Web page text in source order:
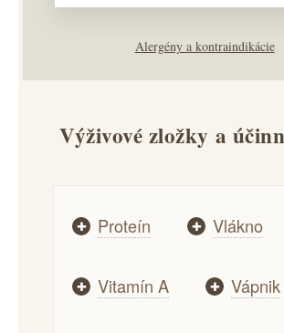
Alergény a kontraindikácie
Výživové zložky a
✚ Proteín ✚ Vlákno
✚ Vitamín A ✚ Vápnik